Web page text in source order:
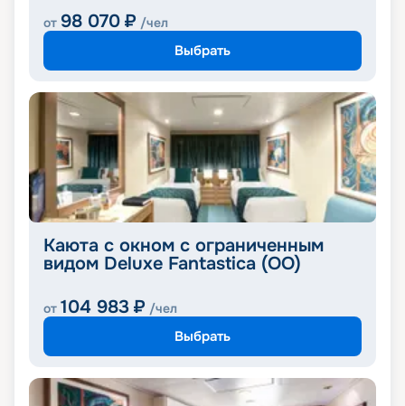
от 98 070 ₽ /чел
Выбрать
Каюта с окном с ограниченным
видом Deluxe Fantastica (OO)
от 104 983 ₽ /чел
Выбрать